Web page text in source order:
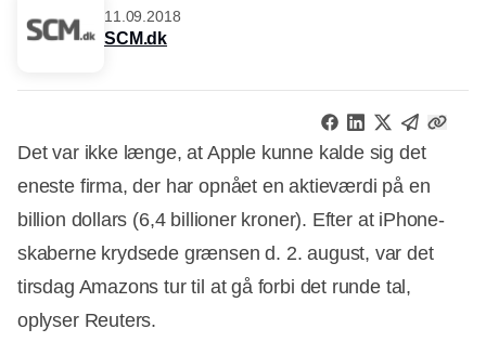
11.09.2018
SCM.dk
Det var ikke længe, at Apple kunne kalde sig det
eneste firma, der har opnået en aktieværdi på en
billion dollars (6,4 billioner kroner). Efter at iPhone-
skaberne krydsede grænsen d. 2. august, var det
tirsdag Amazons tur til at gå forbi det runde tal,
oplyser Reuters.